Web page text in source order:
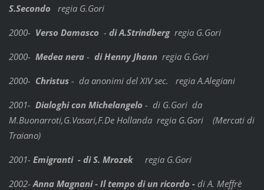
S.Secondo regia G.Gori
2000- Verso Damasco - di A.Strindbergregia G.Gori
2000- Medea nera- di Henny Jhannregia G.Gori
2000- Christus - da anonimi del XIV sec. regia A.Alegiani
2001- Dialoghi con Michelangelo - di G.Gori da
M.Buonarroti,G.Vasari,F.De Hollanda regia G.Gori (Mercati di
Traiano)
2001- Emigranti - di S. Mrozekregia G.Gori
2002- Anna Magnani - Il tempo di un ricordo -di A. Meffrè